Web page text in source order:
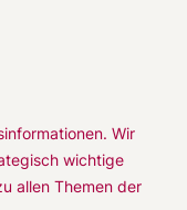
Wir
wichtige
allen Themen der